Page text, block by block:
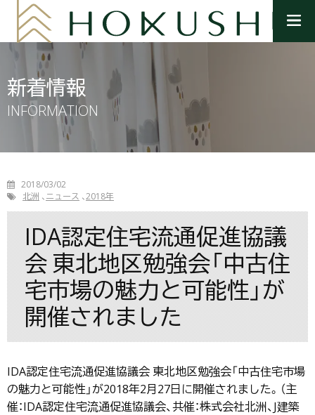
ニ
新着情報
INFORMATION
2018/03/02
北洲
ニュース 2018年
IDA認定住宅流通促進協議
会 東北地区勉強会「中古住
宅市場の魅力と可能性」が
開催されました
IDA認定住宅流通促進協議会 東北地区勉強会「中古住宅市場
の魅力と可能性」が2018年2月27日に開催されました。（主
催：IDA認定住宅流通促進協議会、共催：株式会社北洲、J建築